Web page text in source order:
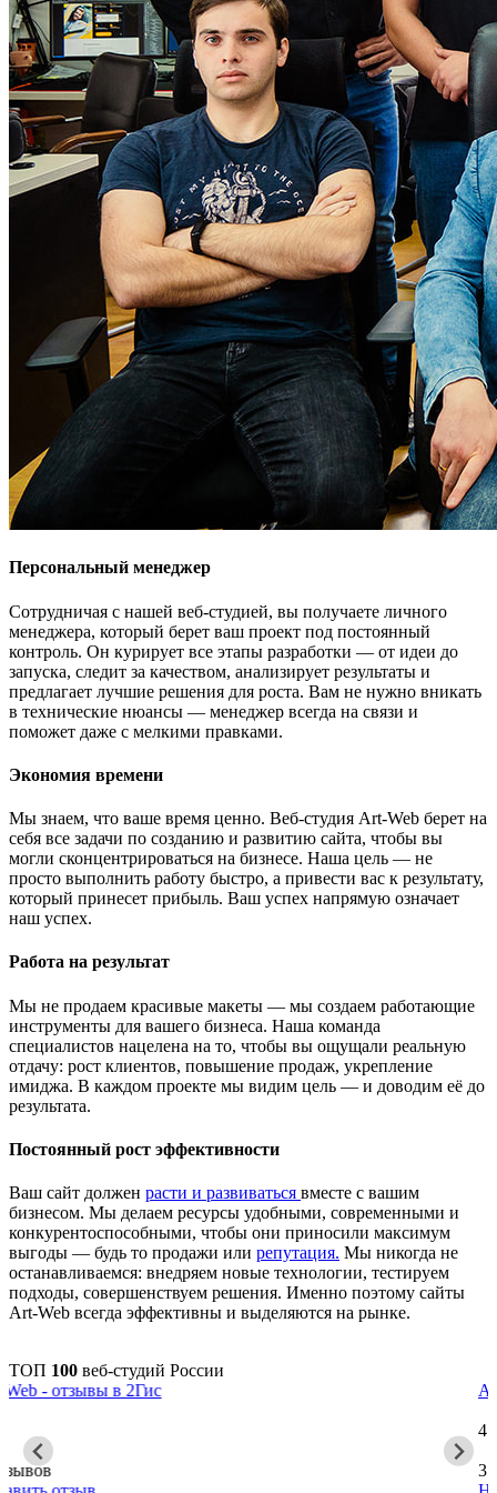
Персональный менеджер
Сотрудничая с нашей веб-студией, вы получаете личного
менеджера, который берет ваш проект под постоянный
контроль. Он курирует все этапы разработки — от идеи до
запуска, следит за качеством, анализирует результаты и
предлагает лучшие решения для роста. Вам не нужно вникать
в технические нюансы — менеджер всегда на связи и
поможет даже с мелкими правками.
Экономия времени
Мы знаем, что ваше время ценно. Веб-студия Art-Web берет на
себя все задачи по созданию и развитию сайта, чтобы вы
могли сконцентрироваться на бизнесе. Наша цель — не
просто выполнить работу быстро, а привести вас к результату,
который принесет прибыль. Ваш успех напрямую означает
наш успех.
Работа на результат
Мы не продаем красивые макеты — мы создаем работающие
инструменты для вашего бизнеса. Наша команда
специалистов нацелена на то, чтобы вы ощущали реальную
отдачу: рост клиентов, повышение продаж, укрепление
имиджа. В каждом проекте мы видим цель — и доводим её до
результата.
Постоянный рост эффективности
Ваш сайт должен расти и развиваться вместе с вашим
бизнесом. Мы делаем ресурсы удобными, современными и
конкурентоспособными, чтобы они приносили максимум
выгоды — будь то продажи или репутация. Мы никогда не
останавливаемся: внедряем новые технологии, тестируем
подходы, совершенствуем решения. Именно поэтому сайты
Art-Web всегда эффективны и выделяются на рынке.
ТОП 100 веб-студий России
Art-Web - отзывы в zoon
3 отзывов